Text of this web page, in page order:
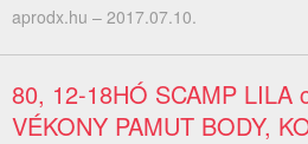
aprodx.hu – 2017.07.10.
80, 12-18HÓ SCAMP LILA
VÉKONY PAMUT BODY,